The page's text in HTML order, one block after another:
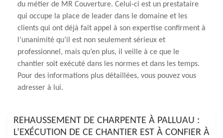
du métier de MR Couverture. Celui-ci est un prestataire
qui occupe la place de leader dans le domaine et les
clients qui ont déjà fait appel à son expertise confirment à
l’unanimité qu’il est non seulement sérieux et
professionnel, mais qu’en plus, il veille à ce que le
chantier soit exécuté dans les normes et dans les temps.
Pour des informations plus détaillées, vous pouvez vous
adresser à lui.
REHAUSSEMENT DE CHARPENTE À PALLUAU :
L’EXÉCUTION DE CE CHANTIER EST À CONFIER À